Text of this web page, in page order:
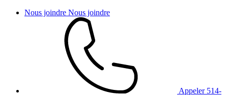
Nous joindre Nous joindre
Appeler 514-